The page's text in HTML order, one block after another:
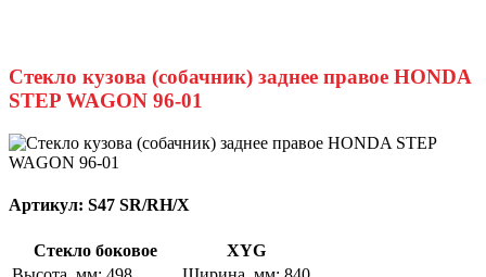
Стекло кузова (собачник) заднее правое HONDA
STEP WAGON 96-01
Артикул: S47 SR/RH/X
Стекло боковое
XYG